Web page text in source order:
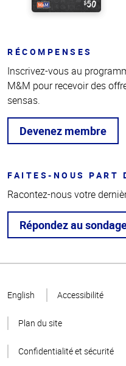
RÉCOMPENSES
Inscrivez-vous au
M&M pour recevoir des
sensas.
Devenez membre
FAITES-NOUS PART
Racontez-nous votre
Répondez au
page
English Accessibilité
Plan du site
Confidentialité et sécurité